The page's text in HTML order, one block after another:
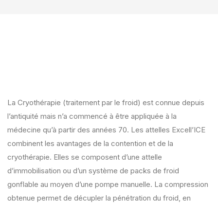
La Cryothérapie (traitement par le froid) est connue depuis
l’antiquité mais n’a commencé à être appliquée à la
médecine qu’à partir des années 70. Les attelles Excell’ICE
combinent les avantages de la contention et de la
cryothérapie. Elles se composent d’une attelle
d’immobilisation ou d’un système de packs de froid
gonflable au moyen d’une pompe manuelle. La compression
obtenue permet de décupler la pénétration du froid, en